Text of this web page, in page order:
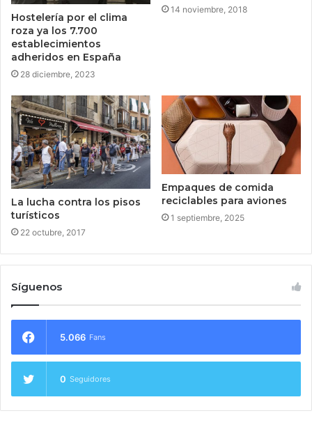
Hostelería por el clima
roza ya los 7.700
establecimientos
adheridos en España
28 diciembre, 2023
14 noviembre, 2018
La lucha contra los pisos
turísticos
22 octubre, 2017
Empaques de comida
reciclables para aviones
1 septiembre, 2025
Síguenos
5.066 Fans
0 Seguidores